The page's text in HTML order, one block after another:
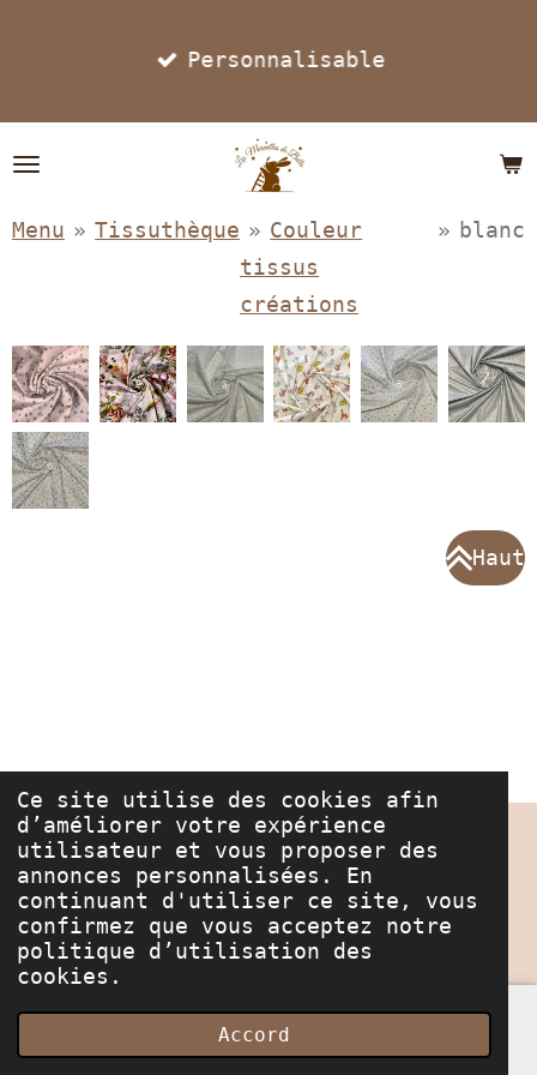
Ce site utilise des cookies afin
d’améliorer votre expérience
utilisateur et vous proposer des
annonces personnalisées. En
continuant d'utiliser ce site, vous
confirmez que vous acceptez notre
politique d’utilisation des
cookies.
Accord
Personnalisable
Menu » Tissuthèque » Couleur
tissus
créations
» blanc
Haut
© 2022 - 2025 Les Merveilles de Bella
Marque déposée à l'
INPI
Propulsé par Webador
Carte